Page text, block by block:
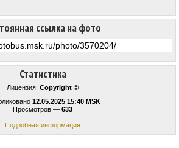
Статистика
Лицензия: Copyright ©
12.05.2025 15:40 MSK
Просмотров — 633
Подробная информация
ссылка на фото